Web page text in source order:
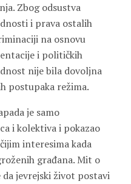
Zbog odsustva
i prava ostalih
na osnovu
i političkih
nije bila dovoljna
postupaka režima.
je samo
i kolektiva i pokazao
interesima kada
građana. Mit o
jevrejski život postavi